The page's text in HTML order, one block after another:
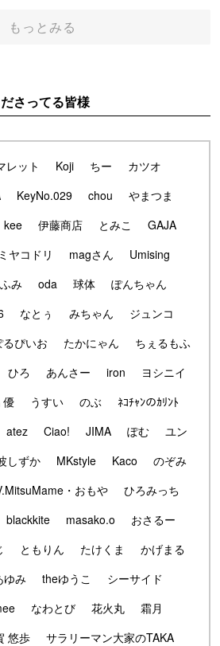
もっとみる
さってる皆様
レット Koji ちー
カツオ
KeyNo.029 chou
やまつま
kee 伊藤商店 とみこ
GAJA
ミヤコドリ magさん
Umising
ふみ oda 球体
ぽんちゃん
なとぅ みちゃん
ジュンコ
るぴいお たかにゃん
ちぇるもふ
ひろ あんさー iron
ヨシニイ
優 うすい のぶ
ﾈｺﾁｬﾝのｶﾘﾝﾄ
atez Ciao! JIMA ぽむ
ユン
しずか MKstyle Kaco
のぞみ
・おもや
ひろみっち
blackkite masako.o
おさるー
ともりん たけくま
かげまる
ゆみ theゆうこ
シーサイド
なわとび 花火丸
霜月
悠歩
サラリーマン大家のTAKA